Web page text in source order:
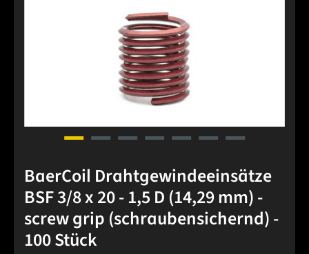
BaerCoil Drahtgewindeeinsätze
BSF 3/8 x 20 - 1,5 D (14,29 mm) -
screw grip (schraubensichernd) -
100 Stück